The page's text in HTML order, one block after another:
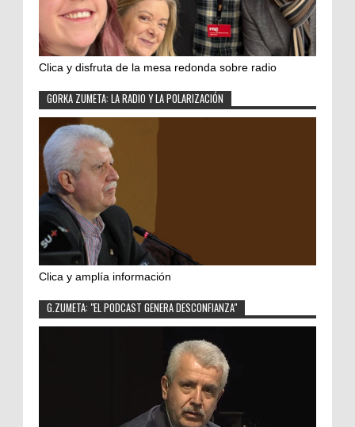
Clica y disfruta de la mesa redonda sobre radio
GORKA ZUMETA: LA RADIO Y LA POLARIZACIÓN
Clica y amplía información
G.ZUMETA: "EL PODCAST GENERA DESCONFIANZA"